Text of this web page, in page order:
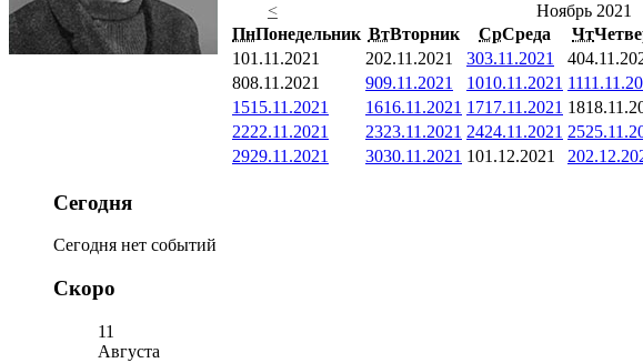
<
Ноябрь 2021
ПнПонедельник ВтВторник СрСреда Чт
101.11.2021 202.11.2021 303.11.2021 4
808.11.2021 909.11.2021 1010.11.2021 11
1515.11.2021 1616.11.2021 1717.11.2021 18
2222.11.2021 2323.11.2021 2424.11.2021 25
2929.11.2021 3030.11.2021 101.12.2021 2
Сегодня
Сегодня нет событий
Скоро
11
Августа